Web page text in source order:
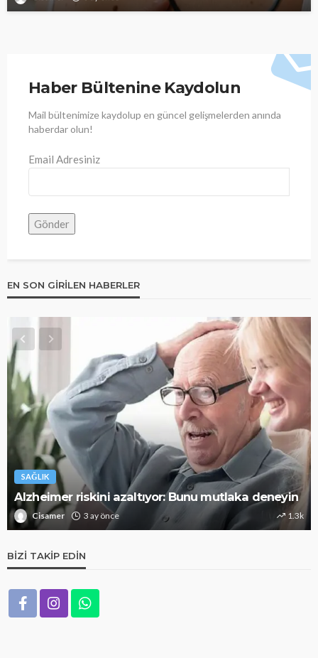
Haber Bültenine Kaydolun
Mail bültenimize kaydolup en güncel gelişmelerden anında
haberdar olun!
Email Adresiniz
EN SON GIRILEN HABERLER
SAĞLIK
Alzheimer riskini azaltıyor: Bunu mutlaka deneyin
Cisamer 3 ay önce 1.3k
BIZI TAKIP EDIN